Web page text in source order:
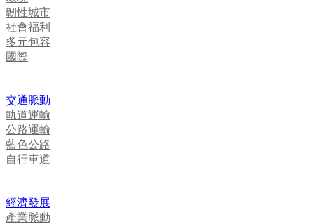
韌性城市
社會福利
多元包容
國際
交通脈動
軌道運輸
公路運輸
藍色公路
自行車道
經濟發展
產業脈動